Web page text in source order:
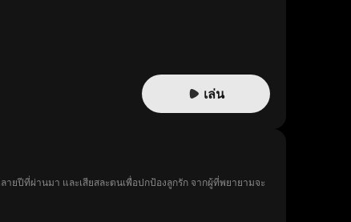
เล่น
ยปีที่ผ่านมา และเสียสละตนเพื่อปกป้องลูกรัก จากผู้ที่พยายามจะ